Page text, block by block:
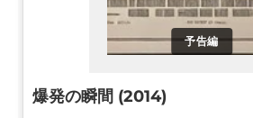
予告編
爆発の瞬間 (2014)